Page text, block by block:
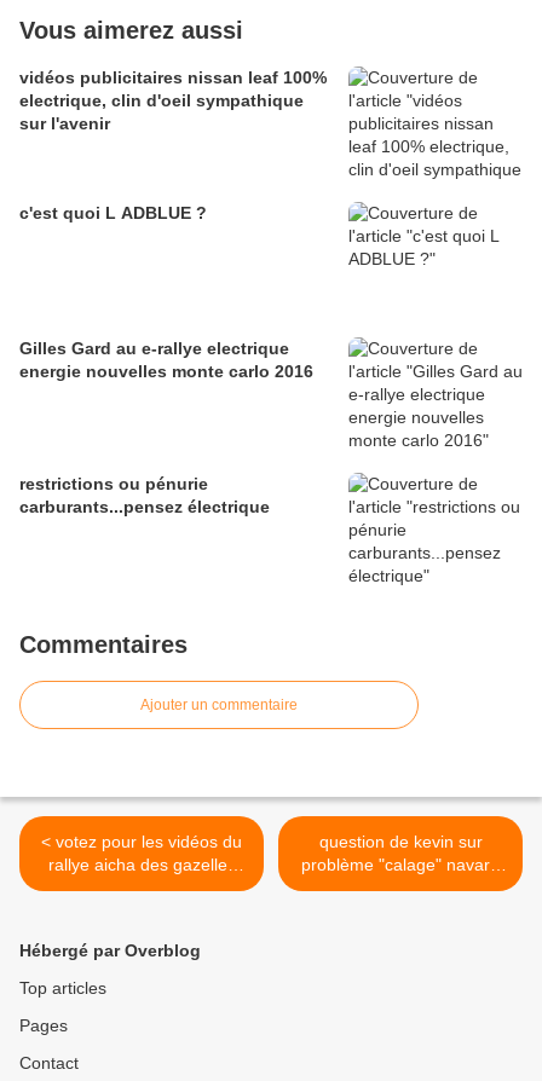
Vous aimerez aussi
vidéos publicitaires nissan leaf 100%
electrique, clin d'oeil sympathique
sur l'avenir
c'est quoi L ADBLUE ?
Gilles Gard au e-rallye electrique
energie nouvelles monte carlo 2016
restrictions ou pénurie
carburants...pensez électrique
Commentaires
Ajouter un commentaire
< votez pour les vidéos du
rallye aicha des gazelles
2011
question de kevin sur
problème "calage" navara
d40 >
Hébergé par Overblog
Top articles
Pages
Contact